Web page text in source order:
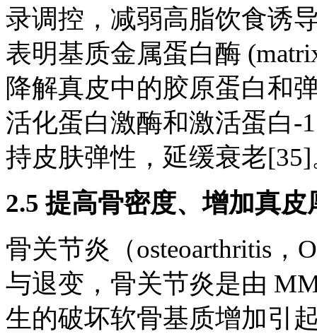
录调控，减弱高脂饮食诱
表明基质金属蛋白酶
降解真皮中的胶原蛋白和
活化蛋白激酶和激活蛋白-
持皮肤弹性，延缓衰老
2.5 提高骨密度、增加真
骨关节炎（osteoarthritis
与退变，骨关节炎是由
生的破坏软骨基质增加引